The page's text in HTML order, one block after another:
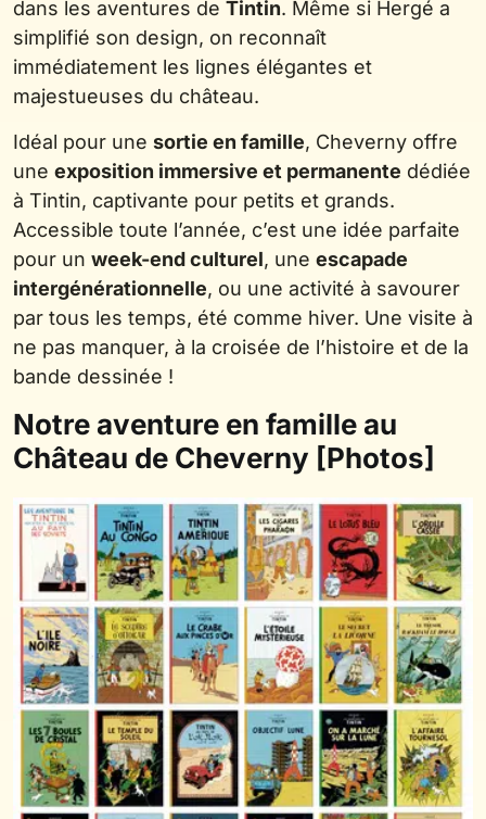
dans les aventures de Tintin. Même si Hergé a
simplifié son design, on reconnaît
immédiatement les lignes élégantes et
majestueuses du château.
Idéal pour une sortie en famille, Cheverny offre
une exposition immersive et permanente dédiée
à Tintin, captivante pour petits et grands.
Accessible toute l’année, c’est une idée parfaite
pour un week-end culturel, une escapade
intergénérationnelle, ou une activité à savourer
par tous les temps, été comme hiver. Une visite à
ne pas manquer, à la croisée de l’histoire et de la
bande dessinée !
Notre aventure en famille au
Château de Cheverny [Photos]